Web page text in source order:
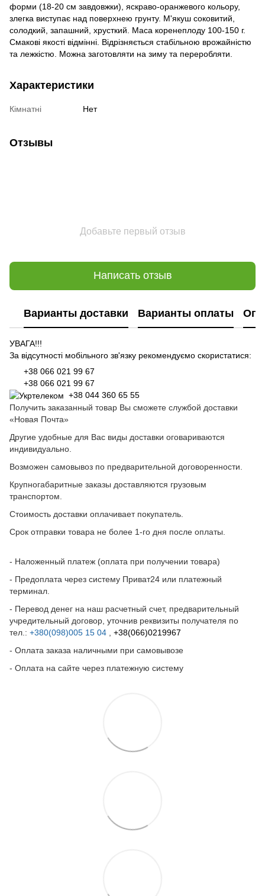
форми (18-20 см завдовжки), яскраво-оранжевого кольору,
злегка виступає над поверхнею грунту. М'якуш соковитий,
солодкий, запашний, хрусткий. Маса коренеплоду 100-150 г.
Смакові якості відмінні. Відрізняється стабільною врожайністю
та лежкістю. Можна заготовляти на зиму та переробляти.
Характеристики
Кімнатні Нет
Отзывы
Добавьте первый отзыв
Написать отзыв
Варианты доставки Варианты оплаты
УВАГА!!!
За відсутності мобільного зв'язку рекомендуємо скористатися:
+38 066 021 99 67
+38 066 021 99 67
+38 044 360 65 55
Получить заказанный товар Вы сможете службой доставки
«Новая Почта»
Другие удобные для Вас виды доставки оговариваются
индивидуально.
Возможен самовывоз по предварительной договоренности.
Крупногабаритные заказы доставляются грузовым
транспортом.
Стоимость доставки оплачивает покупатель.
Срок отправки товара не более 1-го дня после оплаты.
- Наложенный платеж (оплата при получении товара)
- Предоплата через систему Приват24 или платежный
терминал.
- Перевод денег на наш расчетный счет, предварительный
учредительный договор, уточнив реквизиты получателя по
тел.: +380(098)005 15 04
+38(066)0219967
- Оплата заказа наличными при самовывозе
- Оплата на сайте через платежную систему